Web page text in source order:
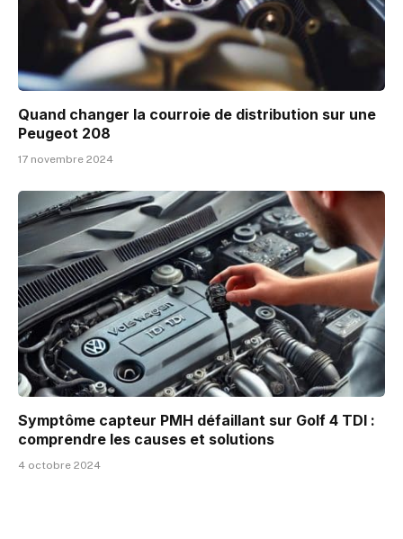
Quand changer la courroie de distribution sur une
Peugeot 208
17 novembre 2024
Symptôme capteur PMH défaillant sur Golf 4 TDI :
comprendre les causes et solutions
4 octobre 2024